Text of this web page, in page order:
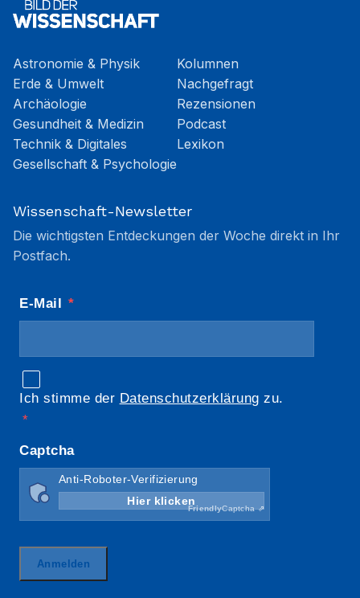
Astronomie & Physik
Erde & Umwelt
Archäologie
Gesundheit & Medizin
Technik & Digitales
Gesellschaft & Psychologie
Kolumnen
Nachgefragt
Rezensionen
Podcast
Lexikon
Wissenschaft-Newsletter
Die wichtigsten Entdeckungen der Woche direkt in Ihr
Postfach.